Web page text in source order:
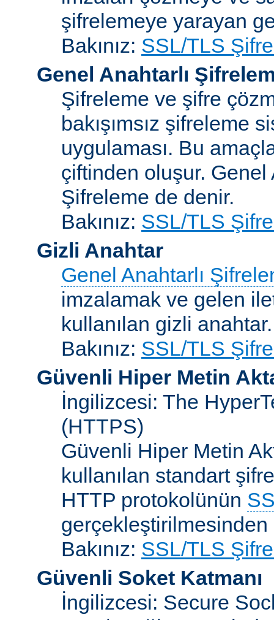
şifrelemeye yarayan
Bakınız: SSL/TLS
Genel Anahtarlı
Şifreleme ve şifre
bakışımsız şifreleme
uygulaması. Bu
çiftinden oluşur. Genel
Şifreleme de denir.
Bakınız: SSL/TLS
Gizli Anahtar
Genel Anahtarlı
imzalamak ve gelen
kullanılan gizli anahtar.
Bakınız: SSL/TLS
Güvenli Hiper Metin
İngilizcesi: The
(HTTPS)
Güvenli Hiper Metin
kullanılan standart
HTTP protokolünün
Bakınız: SSL/TLS
Güvenli Soket Katmanı
İngilizcesi: Secure